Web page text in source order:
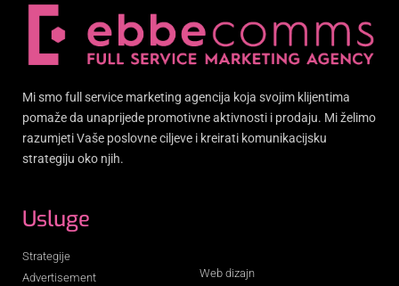
Mi smo full service marketing agencija koja svojim klijentima
pomaže da unaprijede promotivne aktivnosti i prodaju. Mi želimo
razumjeti Vaše poslovne ciljeve i kreirati komunikacijsku
strategiju oko njih.
Usluge
Strategije
Advertisement
Web dizajn